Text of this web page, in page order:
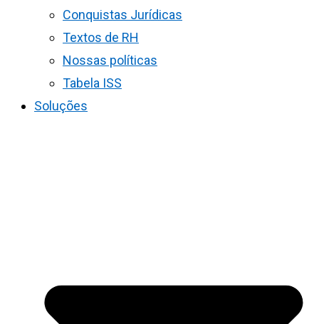
Conquistas Jurídicas
Textos de RH
Nossas políticas
Tabela ISS
Soluções